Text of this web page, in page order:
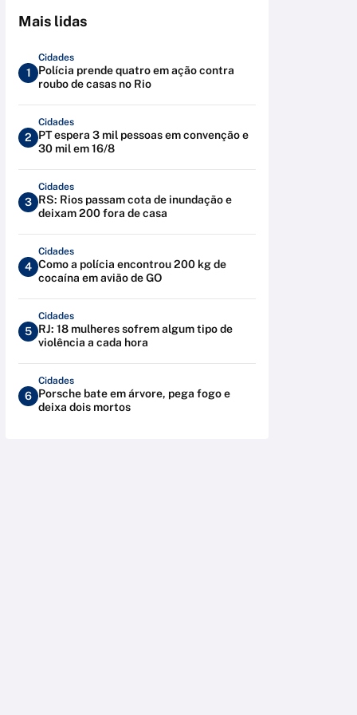
Mais lidas
1
Cidades
Polícia prende quatro em ação contra
roubo de casas no Rio
2
Cidades
PT espera 3 mil pessoas em convenção e
30 mil em 16/8
3
Cidades
RS: Rios passam cota de inundação e
deixam 200 fora de casa
4
Cidades
Como a polícia encontrou 200 kg de
cocaína em avião de GO
5
Cidades
RJ: 18 mulheres sofrem algum tipo de
violência a cada hora
6
Cidades
Porsche bate em árvore, pega fogo e
deixa dois mortos